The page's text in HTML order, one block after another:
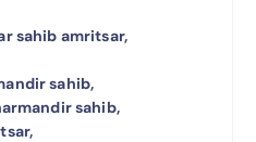
sahib amritsar,
sahib,
sahib,